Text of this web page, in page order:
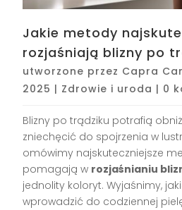
Jakie metody
rozjaśniają blizny po
utworzone przez Capra
2025 | Zdrowie i uroda | 0
Blizny po trądziku potrafią
zniechęcić do spojrzenia w
omówimy najskuteczniejsze
pomagają w rozjaśnianiu
jednolity koloryt. Wyjaśnimy,
wprowadzić do codziennej